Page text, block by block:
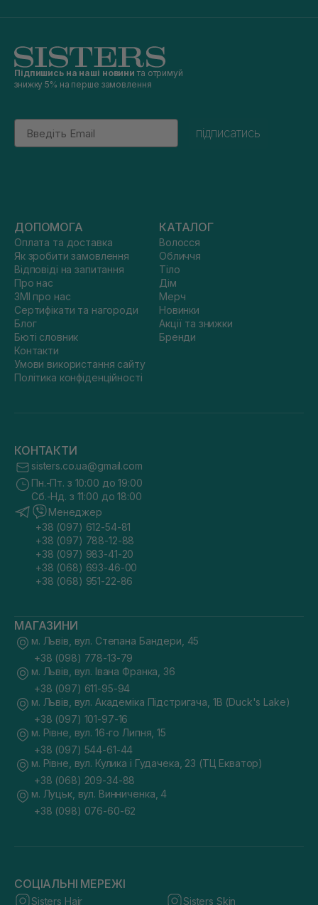
Підпишись на наші новини та отримуй
знижку 5% на перше замовлення
Email
підписатись
ДОПОМОГА
Оплата та доставка
Як зробити замовлення
Відповіді на запитання
Про нас
ЗМІ про нас
Сертифікати та нагороди
Блог
Бюті словник
Контакти
Умови використання сайту
Політика конфіденційності
КАТАЛОГ
Волосся
Обличчя
Тіло
Дім
Мерч
Новинки
Акції та знижки
Бренди
КОНТАКТИ
sisters.co.ua@gmail.com
Пн.-Пт. з 10:00 до 19:00
Сб.-Нд. з 11:00 до 18:00
Менеджер
+38 (097) 612-54-81
+38 (097) 788-12-88
+38 (097) 983-41-20
+38 (068) 693-46-00
+38 (068) 951-22-86
МАГАЗИНИ
м. Львів, вул. Степана Бандери, 45
+38 (098) 778-13-79
м. Львів, вул. Івана Франка, 36
+38 (097) 611-95-94
м. Львів, вул. Академіка Підстригача, 1В (Duck's Lake)
+38 (097) 101-97-16
м. Рівне, вул. 16-го Липня, 15
+38 (097) 544-61-44
м. Рівне, вул. Кулика і Гудачека, 23 (ТЦ Екватор)
+38 (068) 209-34-88
м. Луцьк, вул. Винниченка, 4
+38 (098) 076-60-62
СОЦІАЛЬНІ МЕРЕЖІ
Sisters Hair Sisters Skin